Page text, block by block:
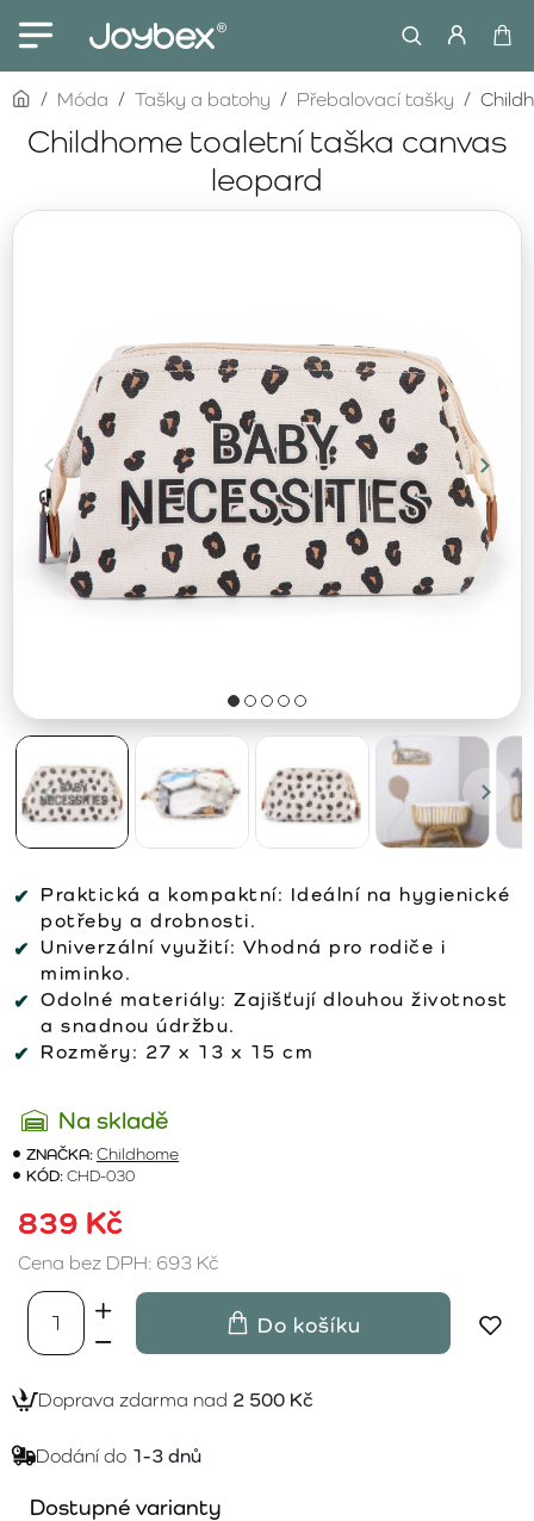
Childhome toaletní taška canvas
leopard
homeMóda Tašky a batohy Přebalovací tašky
Praktická a kompaktní: Ideální na hygienické
potřeby a drobnosti.
Univerzální využití: Vhodná pro rodiče i
miminko.
Odolné materiály: Zajišťují dlouhou životnost
a snadnou údržbu.
Rozměry: 27 x 13 x 15 cm
Na skladě
ZNAČKA:Childhome
KÓD:CHD-030
839 Kč
Cena bez DPH: 693 Kč
Do košíku
Doprava zdarma nad 2 500 Kč
Dodání do 1-3 dnů
Dostupné varianty